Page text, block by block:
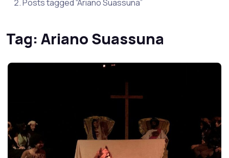
Posts tagged “Ariano Suassuna”
Tag: Ariano Suassuna